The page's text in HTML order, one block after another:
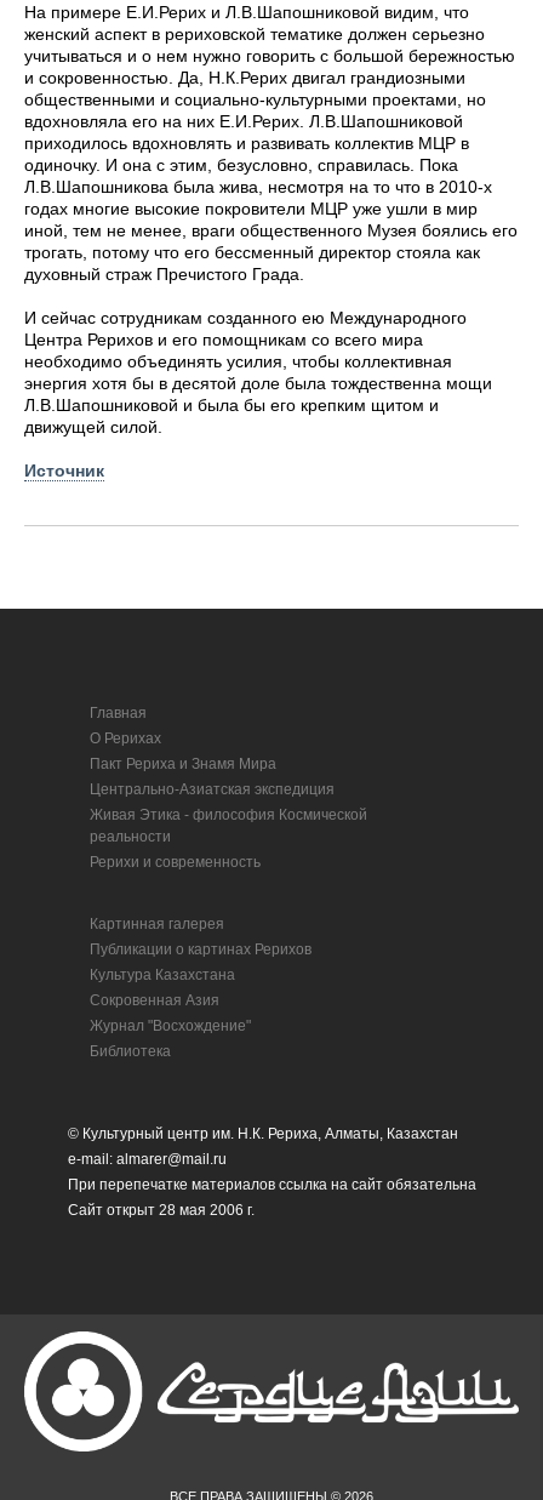
На примере Е.И.Рерих и Л.В.Шапошниковой видим, что
женский аспект в рериховской тематике должен серьезно
учитываться и о нем нужно говорить с большой бережностью
и сокровенностью. Да, Н.К.Рерих двигал грандиозными
общественными и социально-культурными проектами, но
вдохновляла его на них Е.И.Рерих. Л.В.Шапошниковой
приходилось вдохновлять и развивать коллектив МЦР в
одиночку. И она с этим, безусловно, справилась. Пока
Л.В.Шапошникова была жива, несмотря на то что в 2010-х
годах многие высокие покровители МЦР уже ушли в мир
иной, тем не менее, враги общественного Музея боялись его
трогать, потому что его бессменный директор стояла как
духовный страж Пречистого Града.
И сейчас сотрудникам созданного ею Международного
Центра Рерихов и его помощникам со всего мира
необходимо объединять усилия, чтобы коллективная
энергия хотя бы в десятой доле была тождественна мощи
Л.В.Шапошниковой и была бы его крепким щитом и
движущей силой.
Источник
Главная
О Рерихах
Пакт Рериха и Знамя Мира
Центрально-Азиатская экспедиция
Живая Этика - философия Космической
реальности
Рерихи и современность
Картинная галерея
Публикации о картинах Рерихов
Культура Казахстана
Сокровенная Азия
Журнал "Восхождение"
Библиотека
© Культурный центр им. Н.К. Рериха, Алматы, Казахстан
e-mail: almarer@mail.ru
При перепечатке материалов ссылка на сайт обязательна
Сайт открыт 28 мая 2006 г.
ВСЕ ПРАВА ЗАЩИЩЕНЫ © 2026